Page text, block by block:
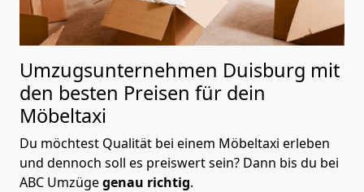
Umzugsunternehmen Duisburg mit
den besten Preisen für dein
Möbeltaxi
Du möchtest Qualität bei einem Möbeltaxi erleben
und dennoch soll es preiswert sein? Dann bis du bei
ABC Umzügegenau richtig.